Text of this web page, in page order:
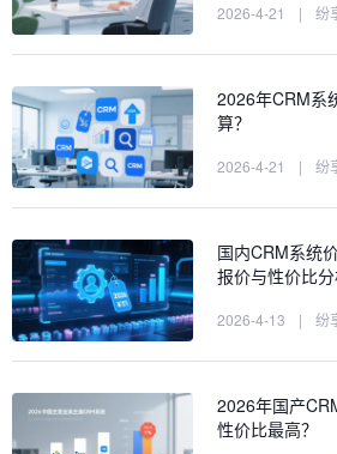
2026-4-21 | 纷
2026年CRM系
算？
2026-4-21 | 纷
国内CRM系统
报价与性价比
2026-4-13 | 纷
2026年国产
性价比最高？